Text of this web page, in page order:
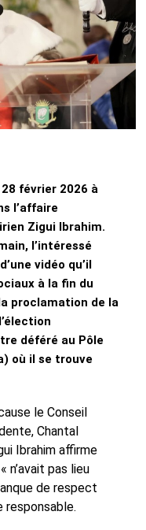
février 2026 à
l’affaire
Zigui Ibrahim.
l’intéressé
vidéo qu’il
à la fin du
proclamation de la
déféré au Pôle
où il se trouve
le Conseil
Chantal
Ibrahim affirme
n’avait pas lieu
de respect
responsable.